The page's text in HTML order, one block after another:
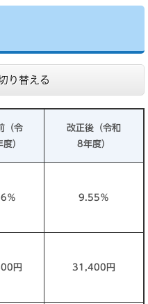
り替える
（令
）
改正後（令和
8年度）
％ 9.55％
円 31,400円